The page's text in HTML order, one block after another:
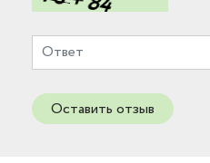
Оставить отзыв